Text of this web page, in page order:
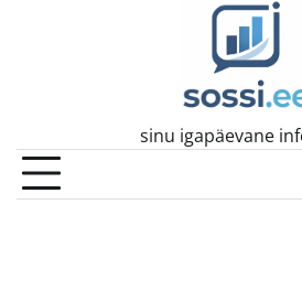
sinu igapäevane